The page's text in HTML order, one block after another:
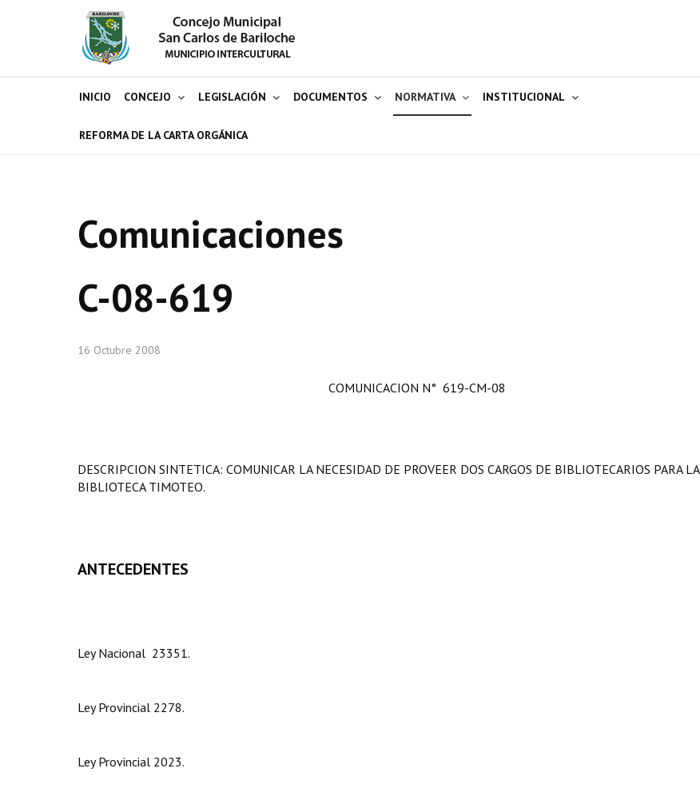
INICIO CONCEJO LEGISLACIÓN DOCUMENTOS NORMATIVA INSTITUCIONAL
REFORMA DE LA CARTA ORGÁNICA
Comunicaciones
C-08-619
16 Octubre 2008
COMUNICACION N° 619-CM-08
DESCRIPCION SINTETICA: COMUNICAR LA NECESIDAD DE PROVEER DOS CARGOS DE BIBLIOTECARIOS PARA LA
BIBLIOTECA TIMOTEO.
ANTECEDENTES
Ley Nacional 23351.
Ley Provincial 2278.
Ley Provincial 2023.